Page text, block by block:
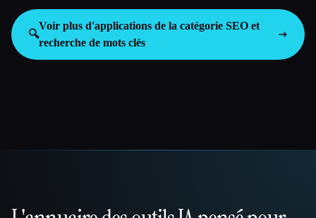
🔍
Voir plus d'applications de la catégorie SEO et
recherche de mots clés